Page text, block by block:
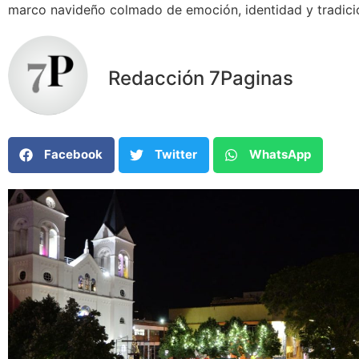
marco navideño colmado de emoción, identidad y
Redacción 7Paginas
Facebook Twitter WhatsApp